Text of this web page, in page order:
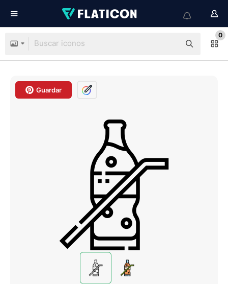
0
Guardar